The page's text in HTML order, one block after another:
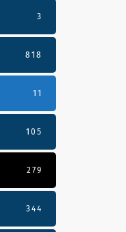
3
818
11
105
279
344